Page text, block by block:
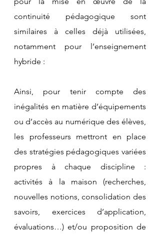
continuité pédagogique sont
similaires à celles déjà utilisées,
notamment pour l’enseignement
hybride :
Ainsi, pour tenir compte des
inégalités en matière d’équipements
ou d’accès au numérique des élèves,
les professeurs mettront en place
des stratégies pédagogiques variées
propres à chaque discipline :
activités à la maison (recherches,
nouvelles notions, consolidation des
savoirs, exercices d’application,
évaluations…) et/ou proposition de